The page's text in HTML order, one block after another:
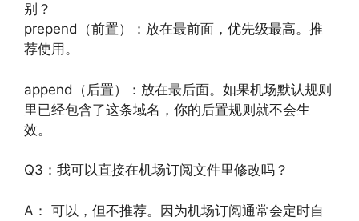
别？
prepend（前置）：放在最前面，优先级最高。推
荐使用。
append（后置）：放在最后面。如果机场默认规则
里已经包含了这条域名，你的后置规则就不会生
效。
Q3：我可以直接在机场订阅文件里修改吗？
A： 可以，但不推荐。因为机场订阅通常会定时自